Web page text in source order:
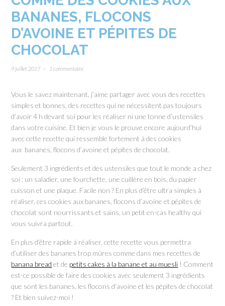
BANANES, FLOCONS
D’AVOINE ET PÉPITES DE
CHOCOLAT
9 juillet 2017 1 commentaire
Vous le savez maintenant, j’aime partager avec vous des recettes
simples et bonnes, des recettes qui ne nécessitent pas toujours
d’avoir 4 h devant soi pour les réaliser ni une tonne d’ustensiles
dans votre cuisine. Et bien je vous le prouve encore aujourd’hui
avec cette recette qui ressemble fortement à des cookies
aux bananes, flocons d’avoine et pépites de chocolat.
Seulement 3 ingrédients et des ustensiles que tout le monde a chez
soi : un saladier, une fourchette, une cuillère en bois, du papier
cuisson et une plaque. Facile non ? En plus d’être ultra simples à
réaliser, ces cookies aux bananes, flocons d’avoine et pépites de
chocolat sont nourrissants et sains, un petit en-cas healthy qui
vous suivra partout.
En plus d’être rapide à réaliser, cette recette vous permettra
d’utiliser des bananes trop mûres comme dans mes recettes de
banana bread et de petits cakes à la banane et au muesli ! Comment
est-ce possible de faire des cookies avec seulement 3 ingrédients
que sont les bananes, les flocons d’avoine et les pépites de chocolat
? Et bien suivez-moi !